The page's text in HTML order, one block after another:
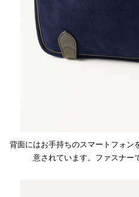
背面にはお手持ちのスマートフォン
意されています。ファスナー